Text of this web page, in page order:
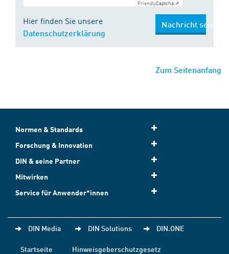
FriendlyCaptcha ⇗
Hier finden Sie unsere
Datenschutzerklärung
Nachricht senden
Zum Seitenanfang
Normen & Standards
Forschung & Innovation
DIN & seine Partner
Mitwirken
Service für Anwender*innen
DIN Media DIN Solutions DIN.ONE
Startseite
Hinweisgeberschutzgesetz